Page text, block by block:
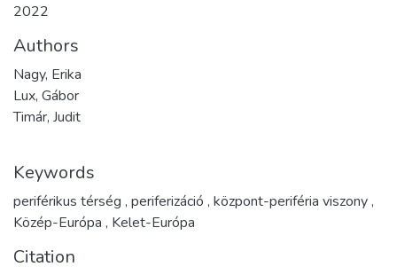
2022
Authors
Nagy, Erika
Lux, Gábor
Timár, Judit
Keywords
periférikus térség , periferizáció , központ-periféria viszony,
Közép-Európa , Kelet-Európa
Citation